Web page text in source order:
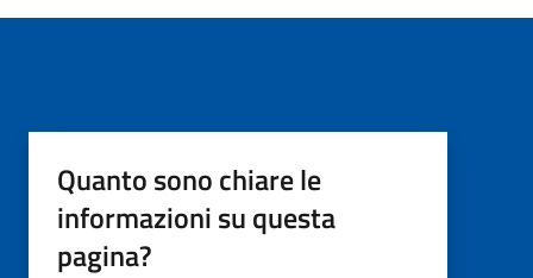
Quanto sono chiare le
informazioni su questa
pagina?